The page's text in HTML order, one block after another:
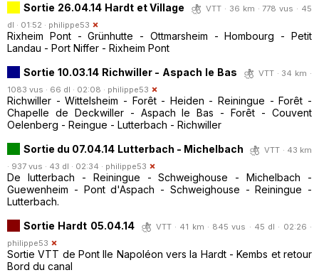
Sortie 26.04.14 Hardt et Village
VTT · 36 km · 778 vus · 45
dl · 01:52 · philippe53
Rixheim Pont - Grünhutte - Ottmarsheim - Hombourg - Petit
Landau - Port Niffer - Rixheim Pont
Sortie 10.03.14 Richwiller - Aspach le Bas
VTT · 34 km ·
1083 vus · 66 dl · 02:08 · philippe53
Richwiller - Wittelsheim - Forêt - Heiden - Reiningue - Forêt -
Chapelle de Deckwiller - Aspach le Bas - Forêt - Couvent
Oelenberg - Reingue - Lutterbach - Richwiller
Sortie du 07.04.14 Lutterbach - Michelbach
VTT · 43 km
· 937 vus · 43 dl · 02:34 · philippe53
De lutterbach - Reiningue - Schweighouse - Michelbach -
Guewenheim - Pont d'Aspach - Schweighouse - Reiningue -
Lutterbach.
Sortie Hardt 05.04.14
VTT · 41 km · 845 vus · 45 dl · 02:26 ·
philippe53
Sortie VTT de Pont Ile Napoléon vers la Hardt - Kembs et retour
Bord du canal